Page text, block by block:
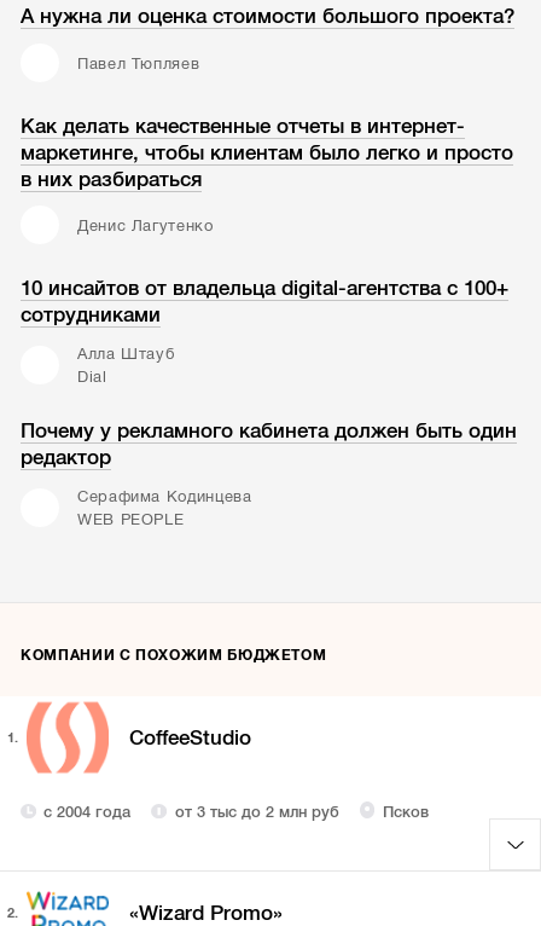
А нужна ли оценка стоимости большого проекта?
Павел Тюпляев
Как делать качественные отчеты в интернет-
маркетинге, чтобы клиентам было легко и просто
в них разбираться
Денис Лагутенко
10 инсайтов от владельца digital-агентства с 100+
сотрудниками
Алла Штауб
Dial
Почему у рекламного кабинета должен быть один
редактор
Серафима Кодинцева
WEB PEOPLE
КОМПАНИИ С ПОХОЖИМ БЮДЖЕТОМ
1. CoffeeStudio
с 2004 года от 3 тыс до 2 млн руб Псков
2. «Wizard Promo»